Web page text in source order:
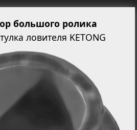
большого ролика
ловителя KETONG